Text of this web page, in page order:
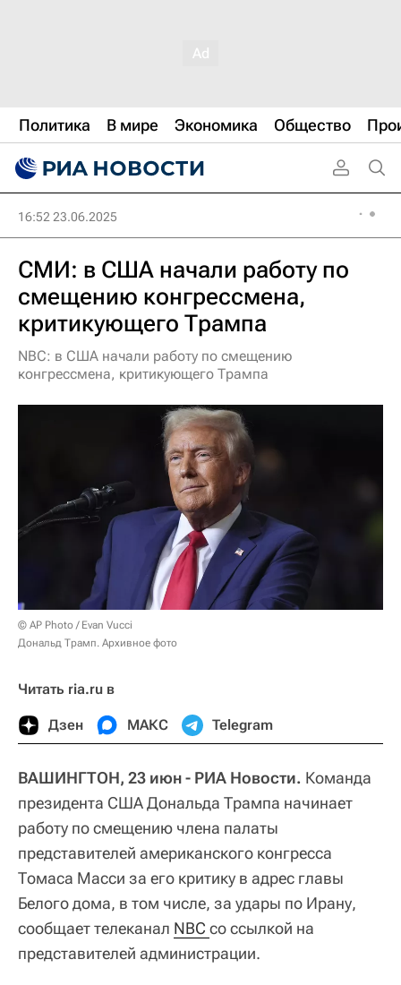
Политика В мире Экономика Общество
16:52 23.06.2025
СМИ: в США начали работу по
смещению конгрессмена,
критикующего Трампа
NBC: в США начали работу по смещению
конгрессмена, критикующего Трампа
© AP Photo / Evan Vucci
Дональд Трамп. Архивное фото
Читать ria.ru в
Дзен МАКС Telegram
ВАШИНГТОН, 23 июн - РИА Новости. Команда
президента США Дональда Трампа начинает
работу по смещению члена палаты
представителей американского конгресса
Томаса Масси за его критику в адрес главы
Белого дома, в том числе, за удары по Ирану,
сообщает телеканал NBC со ссылкой на
представителей администрации.